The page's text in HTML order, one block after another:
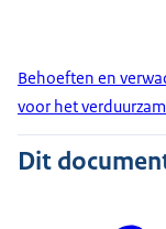
Behoeften en
voor het
Dit